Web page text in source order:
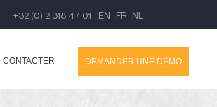
+32 (0) 2 318 47 01 EN FR NL
CONTACTER DEMANDER UNE DÉMO